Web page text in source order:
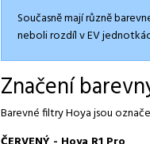
Současně mají různě
neboli rozdíl v EV
Značení
Barevné filtry Hoya jsou